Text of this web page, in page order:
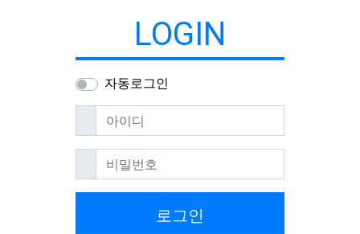
LOGIN
자동로그인
아이디필수
비밀번호필수
로그인